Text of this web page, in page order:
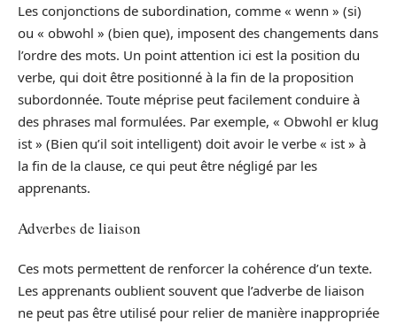
Les conjonctions de subordination, comme « wenn » (si)
ou « obwohl » (bien que), imposent des changements dans
l’ordre des mots. Un point attention ici est la position du
verbe, qui doit être positionné à la fin de la proposition
subordonnée. Toute méprise peut facilement conduire à
des phrases mal formulées. Par exemple, « Obwohl er klug
ist » (Bien qu’il soit intelligent) doit avoir le verbe « ist » à
la fin de la clause, ce qui peut être négligé par les
apprenants.
Adverbes de liaison
Ces mots permettent de renforcer la cohérence d’un texte.
Les apprenants oublient souvent que l’adverbe de liaison
ne peut pas être utilisé pour relier de manière inappropriée